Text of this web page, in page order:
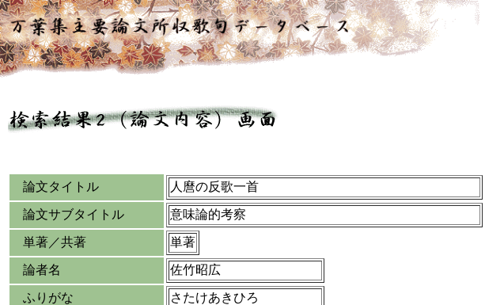
論文タイトル 人麿の反歌一首
論文サブタイトル 意味論的考察
単著／共著 単著
論者名 佐竹昭広
ふりがな
さたけあきひろ